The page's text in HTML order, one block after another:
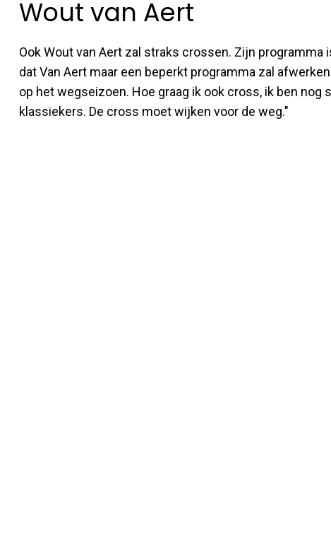
Wout van Aert
Ook Wout van Aert zal straks crossen. Zijn programma
dat Van Aert maar een beperkt programma zal
op het wegseizoen. Hoe graag ik ook cross, ik ben nog
klassiekers. De cross moet wijken voor de weg."